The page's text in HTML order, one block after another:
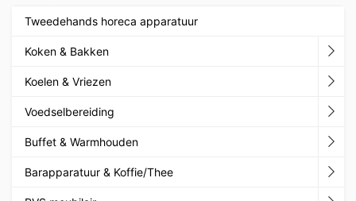
Tweedehands horeca apparatuur
Koken & Bakken
Koelen & Vriezen
Voedselbereiding
Buffet & Warmhouden
Barapparatuur & Koffie/Thee